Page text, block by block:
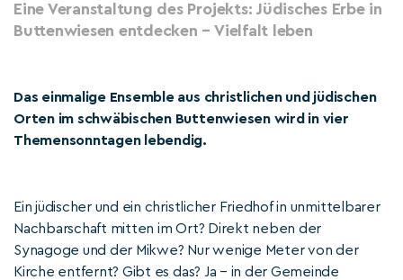
Eine Veranstaltung des Projekts: Jüdisches Erbe in
Buttenwiesen entdecken – Vielfalt leben
Das einmalige Ensemble aus christlichen und jüdischen
Orten im schwäbischen Buttenwiesen wird in vier
Themensonntagen lebendig.
Ein jüdischer und ein christlicher Friedhof in unmittelbarer
Nachbarschaft mitten im Ort? Direkt neben der
Synagoge und der Mikwe? Nur wenige Meter von der
Kirche entfernt? Gibt es das? Ja – in der Gemeinde